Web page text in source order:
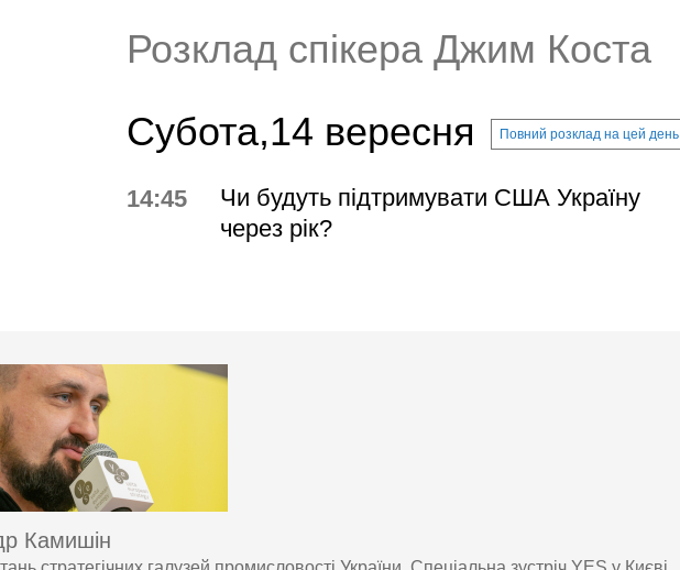
Розклад спікера Джим Коста
Субота,14 вересня
Повний розклад на цей день
14:45
Чи будуть підтримувати США Україну
через рік?
Камишін